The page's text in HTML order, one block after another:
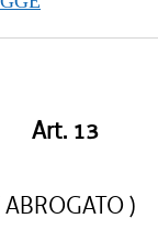
Art. 13
ABROGATO )